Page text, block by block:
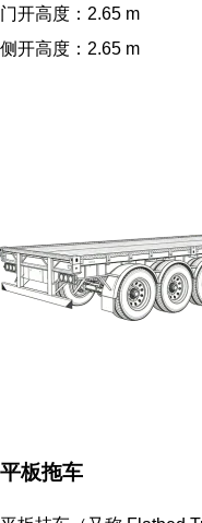
门开高度：2.65 m
侧开高度：2.65 m
平板拖车